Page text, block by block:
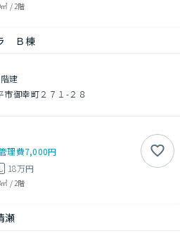
/ 2階
Ｂ棟
建
市御幸町２７１-２８
理費7,000円
18万円
/ 2階
瀬